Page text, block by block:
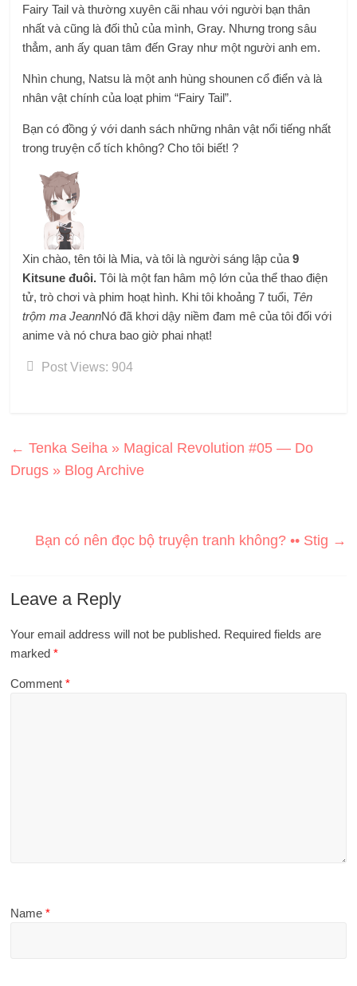
Fairy Tail và thường xuyên cãi nhau với người bạn thân
nhất và cũng là đối thủ của mình, Gray. Nhưng trong sâu
thẳm, anh ấy quan tâm đến Gray như một người anh em.
Nhìn chung, Natsu là một anh hùng shounen cổ điển và là
nhân vật chính của loạt phim “Fairy Tail”.
Bạn có đồng ý với danh sách những nhân vật nổi tiếng nhất
trong truyện cổ tích không? Cho tôi biết! ?
Xin chào, tên tôi là Mia, và tôi là người sáng lập của9
Kitsune đuôi. Tôi là một fan hâm mộ lớn của thể thao điện
tử, trò chơi và phim hoạt hình. Khi tôi khoảng 7 tuổi, Tên
trộm ma JeannNó đã khơi dậy niềm đam mê của tôi đối với
anime và nó chưa bao giờ phai nhạt!
Post Views: 904
← Tenka Seiha » Magical Revolution #05 — Do
Drugs » Blog Archive
Bạn có nên đọc bộ truyện tranh không? •• Stig →
Leave a Reply
Your email address will not be published. Required fields are
marked*
Comment*
Name*